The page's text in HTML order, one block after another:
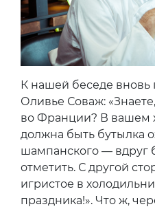
К нашей беседе вновь
Оливье Соваж:
во Франции? В вашем
должна быть бутылка
шампанского — вдруг
отметить. С другой
игристое в
праздника!». Что ж,